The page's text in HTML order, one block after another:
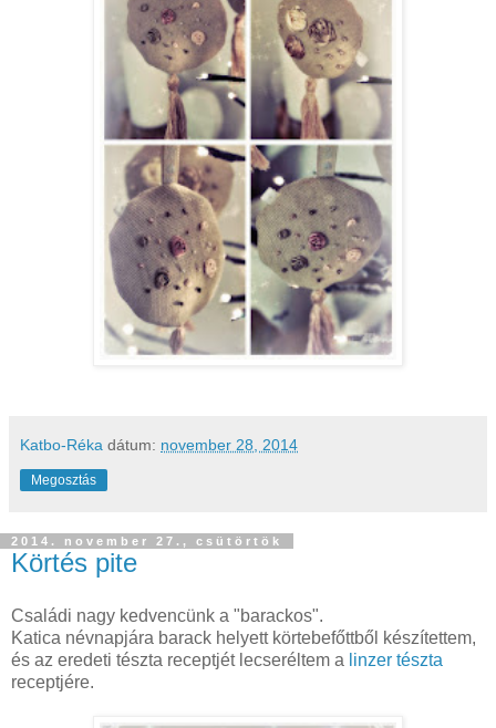
Katbo-Réka dátum: november 28, 2014
Megosztás
2014. november 27., csütörtök
Körtés pite
Családi nagy kedvencünk a "barackos".
Katica névnapjára barack helyett körtebefőttből készítettem,
és az eredeti tészta receptjét lecseréltem a linzer tészta
receptjére.